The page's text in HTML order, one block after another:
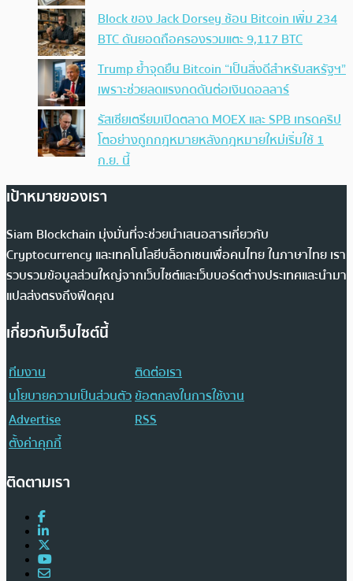
Block ของ Jack Dorsey ช้อน Bitcoin เพิ่ม 234
BTC ดันยอดถือครองรวมแตะ 9,117 BTC
Trump ย้ำจุดยืน Bitcoin “เป็นสิ่งดีสำหรับสหรัฐฯ”
เพราะช่วยลดแรงกดดันต่อเงินดอลลาร์
รัสเซียเตรียมเปิดตลาด MOEX และ SPB เทรดคริป
โตอย่างถูกกฎหมายหลังกฎหมายใหม่เริ่มใช้ 1
ก.ย. นี้
เป้าหมายของเรา
Siam Blockchain มุ่งมั่นที่จะช่วยนำเสนอสารเกี่ยวกับ
Cryptocurrency และเทคโนโลยีบล็อกเชนเพื่อคนไทย ในภาษาไทย เรา
รวบรวมข้อมูลส่วนใหญ่จากเว็บไซต์และเว็บบอร์ดต่างประเทศและนำมา
แปลส่งตรงถึงฟีดคุณ
เกี่ยวกับเว็บไซต์นี้
ทีมงาน
ติดต่อเรา
นโยบายความเป็นส่วนตัวข้อตกลงในการใช้งาน
Advertise
RSS
ตั้งค่าคุกกี้
ติดตามเรา